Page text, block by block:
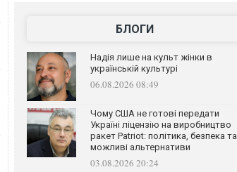
БЛОГИ
Надія лише на культ жінки в
українській культурі
06.08.2026 08:49
Чому США не готові передати
Україні ліцензію на виробництво
ракет Patriot: політика, безпека та
можливі альтернативи
03.08.2026 20:24